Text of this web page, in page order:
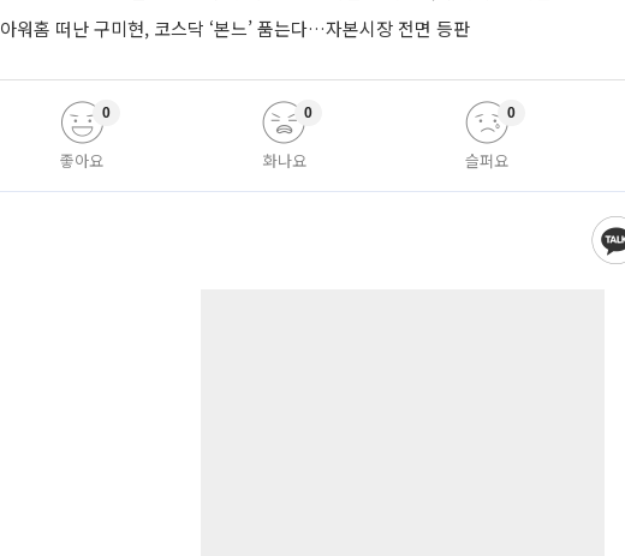
아워홈 떠난 구미현, 코스닥 ‘본느’ 품는다…자본시장 전면 등판
좋아요
0
화나요
0
슬퍼요
0